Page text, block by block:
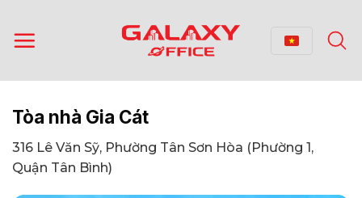
qua
nội
Tòa nhà Gia Cát
316 Lê Văn Sỹ, Phường Tân Sơn Hòa (Phường 1,
Quận Tân Bình)